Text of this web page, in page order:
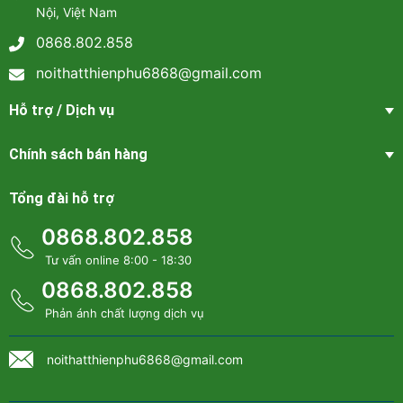
THIÊN PHÚ – HỆ THỐNG NỘI
THẤT GIÁ RẺ & THANH LÝ
LỚN NHẤT MIỀN BẮC
Hotline tư vấn bán hàng:
* Số hotline: 0868 802 858
* Facebook:Nội thất thiên phú
* Email : noithatthienphu6868@gmail.com
Nội, Việt Nam
0868.802.858
noithatthienphu6868@gmail.com
Hỗ trợ / Dịch vụ
Chính sách bán hàng
Tổng đài hỗ trợ
0868.802.858
Tư vấn online 8:00 - 18:30
0868.802.858
Phản ánh chất lượng dịch vụ
noithatthienphu6868@gmail.com